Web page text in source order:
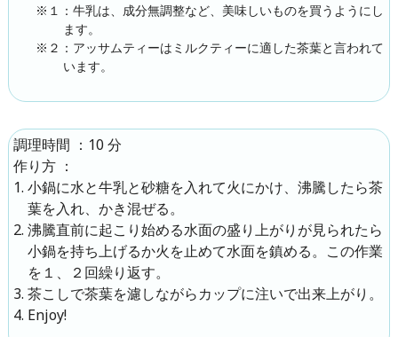
※１：牛乳は、成分無調整など、美味しいものを買うようにし
ます。
※２：アッサムティーはミルクティーに適した茶葉と言われて
います。
調理時間 ：10 分
作り方
：
小鍋に水と牛乳と砂糖を入れて火にかけ、沸騰したら茶
葉を入れ、かき混ぜる。
沸騰直前に起こり始める水面の盛り上がりが見られたら
小鍋を持ち上げるか火を止めて水面を鎮める。この作業
を１、２回繰り返す。
茶こしで茶葉を濾しながらカップに注いで出来上がり。
Enjoy!